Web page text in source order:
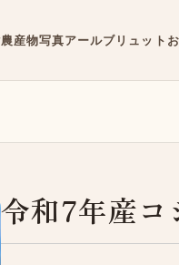
農産物写真アールブリュット
令和7年産